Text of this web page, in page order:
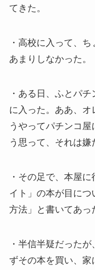
てきた。
・高校に入って、
あまりしなかった。
・ある日、ふとパ
に入った。ああ、オ
うやってパチンコ
う思って、それは嫌
・その足で、本屋
イト」の本が目に
方法」と書いてあっ
・半信半疑だった
ずその本を買い、家